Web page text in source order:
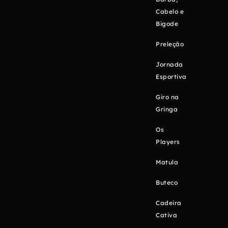
Cabelo e
Bigode
Preleção
Jornada
Esportiva
Giro na
Gringa
Os
Players
Matula
Buteco
Cadeira
Cativa